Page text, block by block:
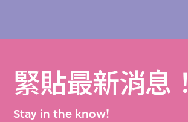
緊貼最新消息！
Stay in the know!